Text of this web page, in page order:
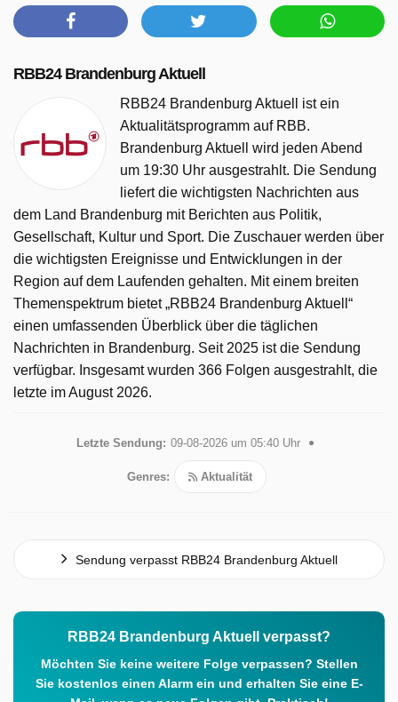
RBB24 Brandenburg Aktuell
RBB24 Brandenburg Aktuell ist ein
Aktualitätsprogramm auf RBB.
Brandenburg Aktuell wird jeden Abend
um 19:30 Uhr ausgestrahlt. Die Sendung
liefert die wichtigsten Nachrichten aus
dem Land Brandenburg mit Berichten aus Politik,
Gesellschaft, Kultur und Sport. Die Zuschauer werden über
die wichtigsten Ereignisse und Entwicklungen in der
Region auf dem Laufenden gehalten. Mit einem breiten
Themenspektrum bietet „RBB24 Brandenburg Aktuell“
einen umfassenden Überblick über die täglichen
Nachrichten in Brandenburg. Seit 2025 ist die Sendung
verfügbar. Insgesamt wurden 366 Folgen ausgestrahlt, die
letzte im August 2026.
Letzte Sendung: 09-08-2026 um 05:40 Uhr
Genres: Aktualität
Sendung verpasst RBB24 Brandenburg Aktuell
RBB24 Brandenburg Aktuell verpasst?
Möchten Sie keine weitere Folge verpassen? Stellen
Sie kostenlos einen Alarm ein und erhalten Sie eine E-